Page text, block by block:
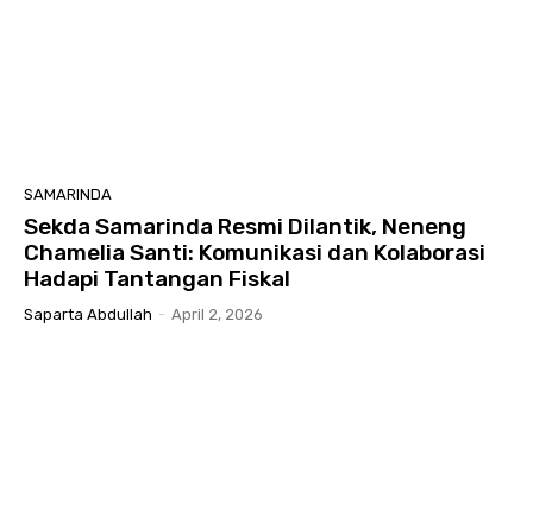
SAMARINDA
Sekda Samarinda Resmi Dilantik, Neneng
Chamelia Santi: Komunikasi dan Kolaborasi
Hadapi Tantangan Fiskal
Saparta Abdullah - April 2, 2026